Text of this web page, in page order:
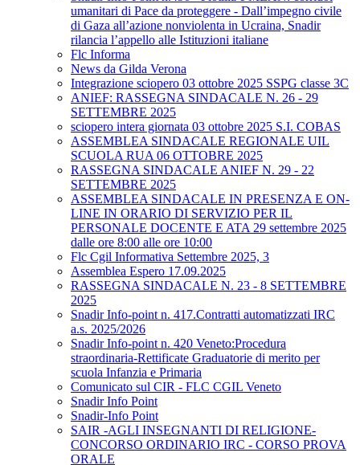
umanitari di Pace da proteggere - Dall’impegno civile
di Gaza all’azione nonviolenta in Ucraina, Snadir
rilancia l’appello alle Istituzioni italiane
Flc Informa
News da Gilda Verona
Integrazione sciopero 03 ottobre 2025 SSPG classe 3C
ANIEF: RASSEGNA SINDACALE N. 26 - 29
SETTEMBRE 2025
sciopero intera giornata 03 ottobre 2025 S.I. COBAS
ASSEMBLEA SINDACALE REGIONALE UIL
SCUOLA RUA 06 OTTOBRE 2025
RASSEGNA SINDACALE ANIEF N. 29 - 22
SETTEMBRE 2025
ASSEMBLEA SINDACALE IN PRESENZA E ON-
LINE IN ORARIO DI SERVIZIO PER IL
PERSONALE DOCENTE E ATA 29 settembre 2025
dalle ore 8:00 alle ore 10:00
Flc Cgil Informativa Settembre 2025, 3
Assemblea Espero 17.09.2025
RASSEGNA SINDACALE N. 23 - 8 SETTEMBRE
2025
Snadir Info-point n. 417.Contratti automatizzati IRC
a.s. 2025/2026
Snadir Info-point n. 420 Veneto:Procedura
straordinaria-Rettificate Graduatorie di merito per
scuola Infanzia e Primaria
Comunicato sul CIR - FLC CGIL Veneto
Snadir Info Point
Snadir-Info Point
SAIR -AGLI INSEGNANTI DI RELIGIONE-
CONCORSO ORDINARIO IRC - CORSO PROVA
ORALE